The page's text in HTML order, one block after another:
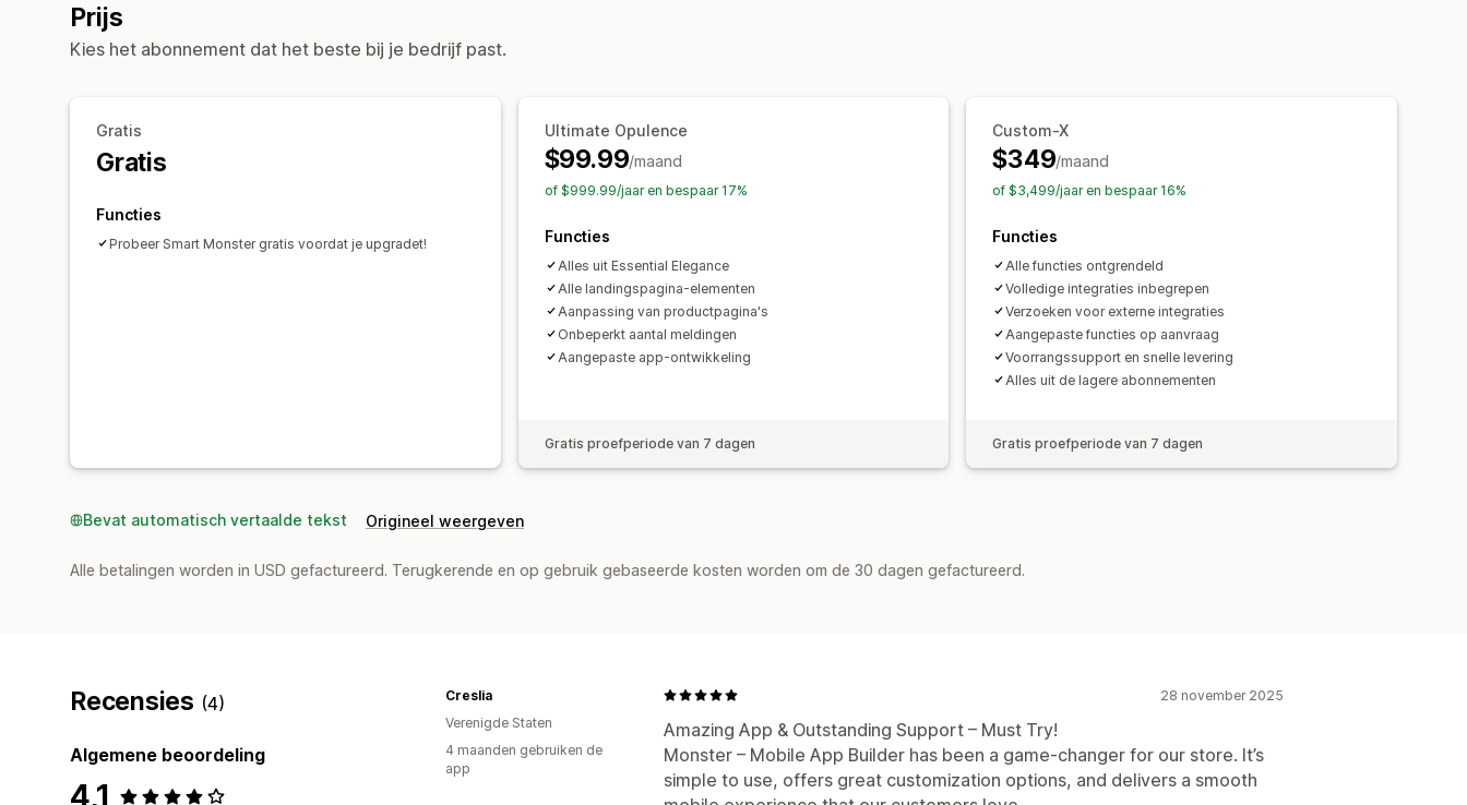
Automatische meldingen
Gepland
Aangepaste meldingen
Prijs
Kies het abonnement dat het beste bij je bedrijf past.
Gratis
Gratis
Functies
Probeer Smart Monster gratis voordat je upgradet!
Ultimate Opulence
$99.99/maand
of $999.99/jaar en bespaar 17%
Functies
Alles uit Essential Elegance
Alle landingspagina-elementen
Aanpassing van productpagina's
Onbeperkt aantal meldingen
Aangepaste app-ontwikkeling
Gratis proefperiode van 7 dagen
Custom-X
$349/maand
of $3,499/jaar en bespaar 16%
Functies
Alle functies ontgrendeld
Volledige integraties inbegrepen
Verzoeken voor externe integraties
Aangepaste functies op aanvraag
Voorrangssupport en snelle levering
Alles uit de lagere abonnementen
Gratis proefperiode van 7 dagen
Bevat automatisch vertaalde tekst Origineel weergeven
Alle betalingen worden in USD gefactureerd. Terugkerende en op gebruik gebaseerde kosten worden om de 30 dagen gefactureerd.
Recensies (4)
Algemene beoordeling
4,1
28 november 2025
Amazing App & Outstanding Support – Must Try!
Monster – Mobile App Builder has been a game-changer for our store. It’s
simple to use, offers great customization options, and delivers a smooth
Creslia
Verenigde Staten
4 maanden gebruiken de
app